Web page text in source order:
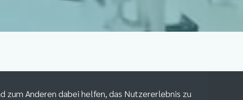
zum Anderen dabei helfen, das Nutzererlebnis zu